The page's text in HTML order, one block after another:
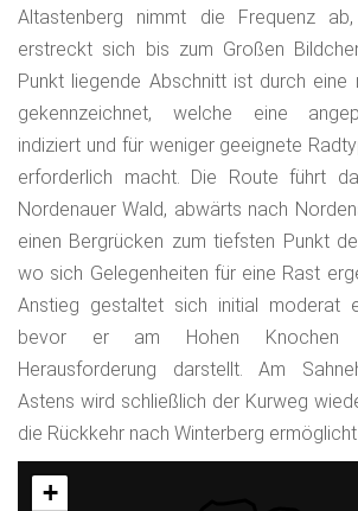
Altastenberg nimmt die Frequenz
erstreckt sich bis zum Großen
Punkt liegende Abschnitt ist durch eine
gekennzeichnet, welche eine
indiziert und für weniger geeignete
erforderlich macht. Die Route führt
Nordenauer Wald, abwärts nach
einen Bergrücken zum tiefsten Punkt
wo sich Gelegenheiten für eine Rast
Anstieg gestaltet sich initial moderat
bevor er am Hohen Knochen
Herausforderung darstellt. Am
Astens wird schließlich der Kurweg
die Rückkehr nach Winterberg ermöglicht.
+